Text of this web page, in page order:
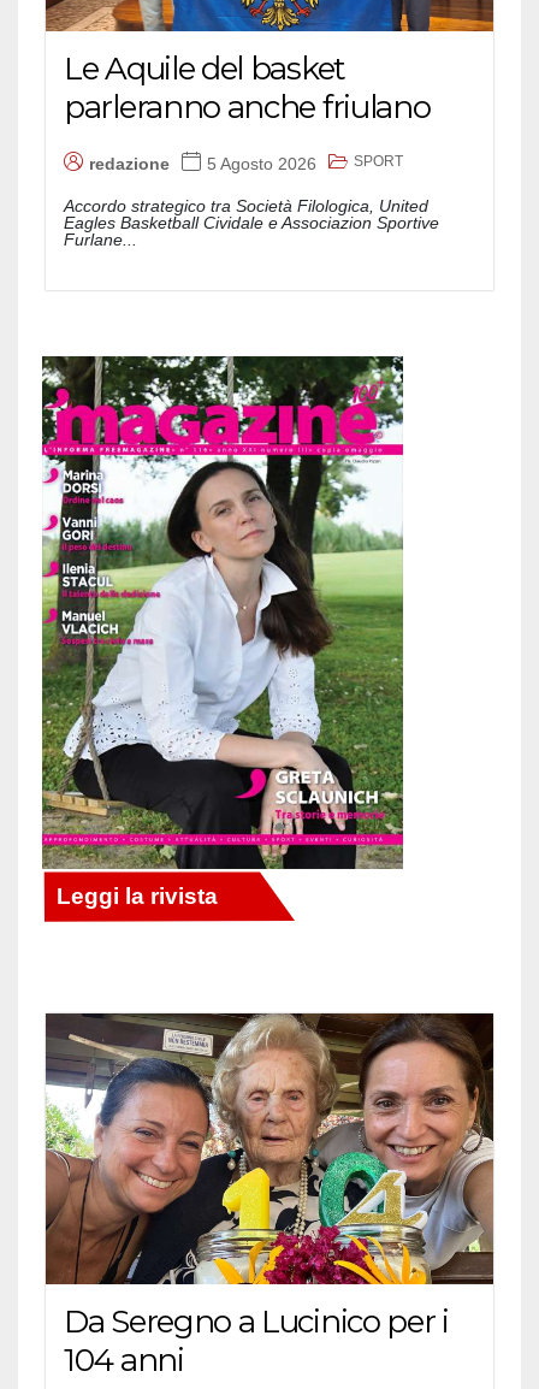
Le Aquile del basket
parleranno anche friulano
redazione 5 Agosto 2026 SPORT
Accordo strategico tra Società Filologica, United
Eagles Basketball Cividale e Associazion Sportive
Furlane...
Da Seregno a Lucinico per i
104 anni